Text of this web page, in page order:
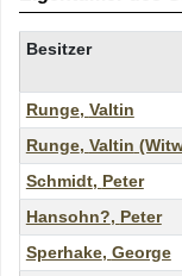
Besitzer
Runge, Valtin
Runge, Valtin
Schmidt, Peter
Hansohn?, Peter
Sperhake, George